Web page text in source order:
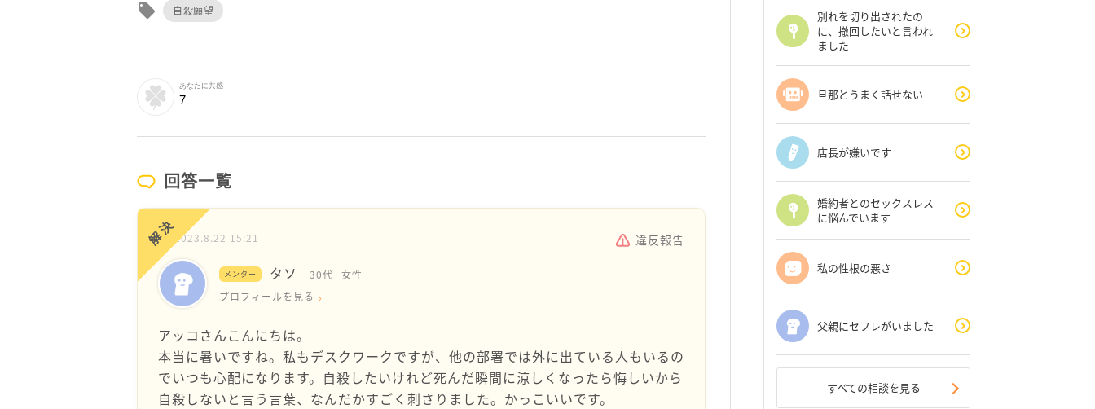
local_offer 自殺願望
あなたに共感
7
回答一覧
解決2023.8.22 15:21 違反報告
メンター タソ 30代
女性
プロフィールを見る
アッコさんこんにちは。
本当に暑いですね。私もデスクワークですが、他の部署では外に出ている人もいるの
でいつも心配になります。自殺したいけれど死んだ瞬間に涼しくなったら悔しいから
自殺しないと言う言葉、なんだかすごく刺さりました。かっこいいです。
別れを切り出されたの
に、撤回したいと言われ
ました
旦那とうまく話せない
店長が嫌いです
婚約者とのセックスレス
に悩んでいます
私の性根の悪さ
父親にセフレがいました
すべての相談を見る